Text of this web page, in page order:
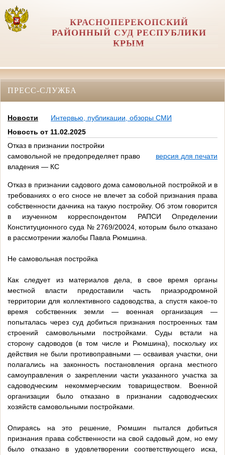
КРАСНОПЕРЕКОПСКИЙ
РАЙОННЫЙ СУД РЕСПУБЛИКИ
КРЫМ
ПРЕСС-СЛУЖБА
Новости
Интервью, публикации, обзоры СМИ
Новость от 11.02.2025
Отказ в признании постройки
самовольной не предопределяет право
владения — КС
версия для печати
Отказ в признании садового дома самовольной постройкой и в
требованиях о его сносе не влечет за собой признания права
собственности дачника на такую постройку. Об этом говорится
в изученном корреспондентом РАПСИ Определении
Конституционного суда № 2769/20024, которым было отказано
в рассмотрении жалобы Павла Рюмшина.
Не самовольная постройка
Как следует из материалов дела, в свое время органы
местной власти предоставили часть приаэродромной
территории для коллективного садоводства, а спустя какое-то
время собственник земли — военная организация —
попыталась через суд добиться признания построенных там
строений самовольными постройками. Суды встали на
сторону садоводов (в том числе и Рюмшина), поскольку их
действия не были противоправными — осваивая участки, они
полагались на законность постановления органа местного
самоуправления о закреплении части указанного участка за
садоводческим некоммерческим товариществом. Военной
организации было отказано в признании садоводческих
хозяйств самовольными постройками.
Опираясь на это решение, Рюмшин пытался добиться
признания права собственности на свой садовый дом, но ему
было отказано в удовлетворении соответствующего иска,